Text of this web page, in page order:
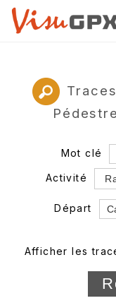
Mot clé
Activité
Départ
Département
Longueur min/
Afficher les